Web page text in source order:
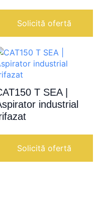
Solicită ofertă
T SEA |
industrial
Solicită ofertă